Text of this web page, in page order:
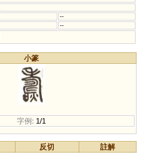
--
--
小篆
字例: 1/1
反切
註解